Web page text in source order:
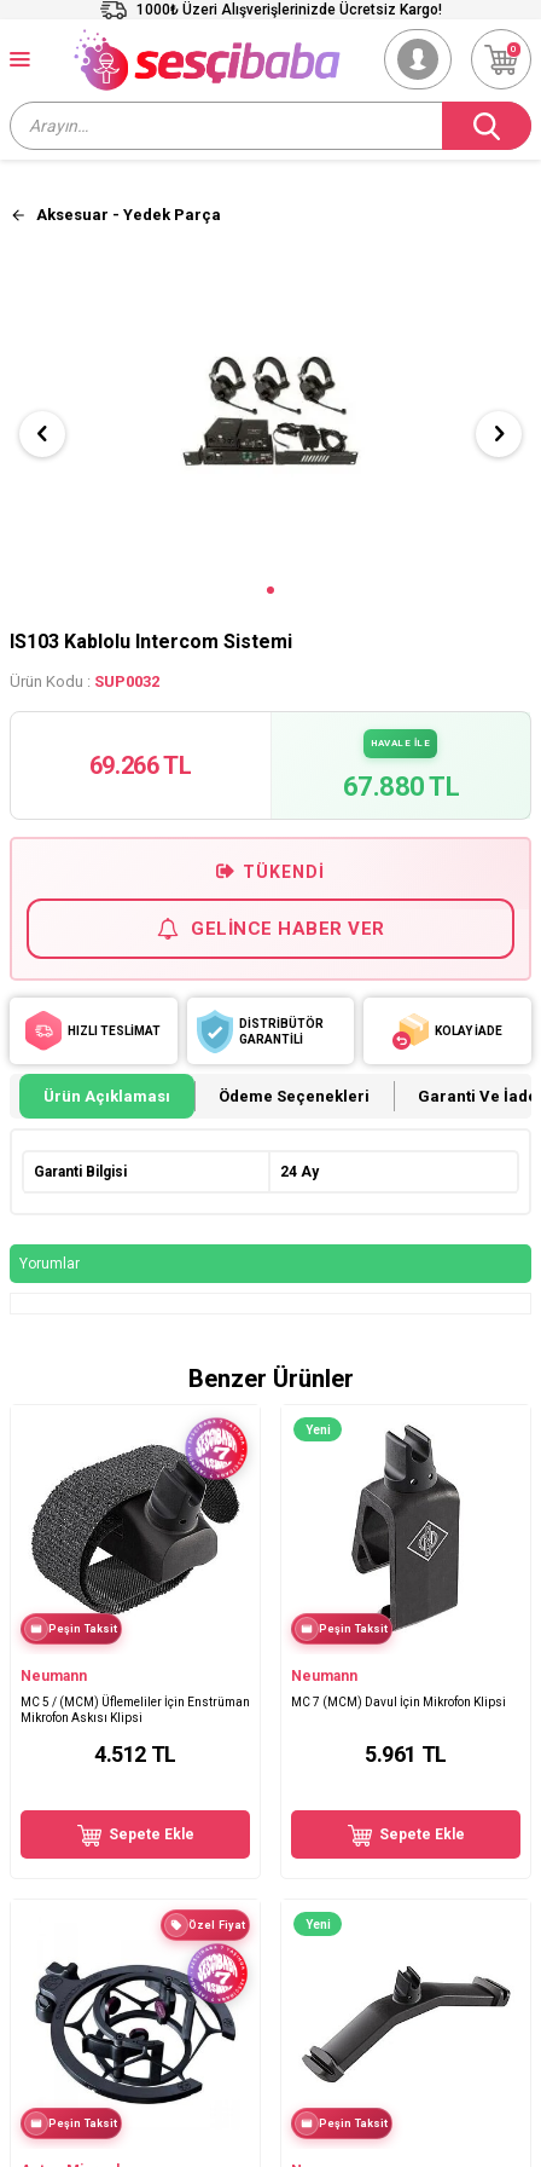
1000₺ Üzeri Alışverişlerinizde Ücretsiz Kargo!
0
Aksesuar - Yedek Parça
IS103 Kablolu Intercom Sistemi
Ürün Kodu : SUP0032
69.266 TL
HAVALE İLE
67.880 TL
TÜKENDI
GELINCE HABER VER
HIZLI TESLİMAT
DİSTRİBÜTÖR
GARANTİLİ
KOLAY İADE
Ürün Açıklaması Ödeme Seçenekleri Garanti Ve İade
Garanti Bilgisi 24 Ay
Yorumlar
Benzer Ürünler
Peşin Taksit
Neumann
MC 5 / (MCM) Üflemeliler İçin Enstrüman
Mikrofon Askısı Klipsi
4.512 TL
Sepete Ekle
Yeni
Peşin Taksit
Neumann
MC 7 (MCM) Davul İçin Mikrofon Klipsi
5.961 TL
Sepete Ekle
Özel Fiyat
Peşin Taksit
Yeni
Peşin Taksit